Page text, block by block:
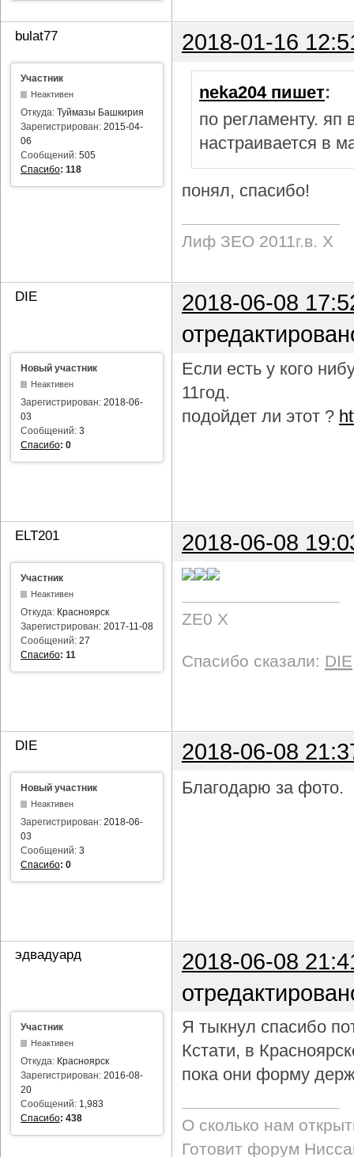
bulat77 2018-01-16
Участник
Неактивен
Откуда: Туймазы Башкирия
Зарегистрирован: 2015-04-
06
Сообщений: 505
Спасибо: 118
neka204 пишет:
по регламенту.
настраивается в
понял, спасибо!
Лиф ЗЕО 2011г.в. Х
DIE
2018-06-08
Новый участник
Неактивен
Зарегистрирован: 2018-06-
03
Сообщений: 3
Спасибо: 0
Если есть у кого
11год.
подойдет ли этот ?
ELT201 2018-06-08
Участник
Неактивен
Откуда: Красноярск
Зарегистрирован: 2017-11-08
Сообщений: 27
Спасибо: 11
ZE0 X
Спасибо сказали: DIE
DIE 2018-06-08
Новый участник
Неактивен
Зарегистрирован: 2018-06-
03
Сообщений: 3
Спасибо: 0
Благодарю за фото.
эдвадуард
2018-06-08
Участник
Неактивен
Откуда: Красноярск
Зарегистрирован: 2016-08-
20
Сообщений: 1,983
Спасибо: 438
Я тыкнул спасибо
Кстати, в
пока они форму
О сколько нам
Готовит форум